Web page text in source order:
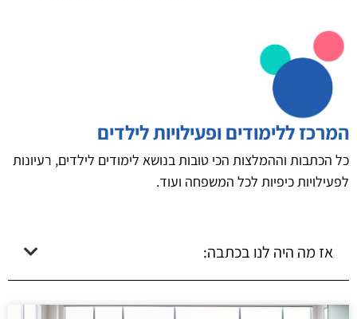
המרכז ללימודים ופעילויות לילדים
כל הכתבות וההמלצות הכי טובות בנושא לימודים לילדים, רעיונות
לפעילויות כיפיות לכל המשפחה ועוד.
אז מה היה לנו בכתבה: